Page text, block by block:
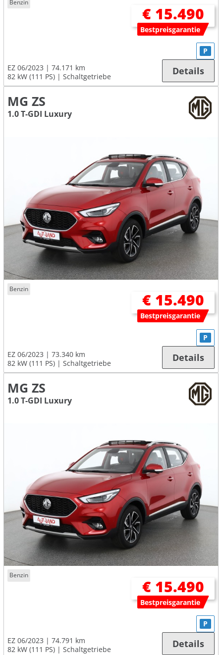
Benzin
€ 15.490
Bestpreisgarantie
EZ 06/2023
74.171 km
82 kW (111 PS)
Schaltgetriebe
P
Details
MG ZS
1.0 T-GDI Luxury
Benzin
€ 15.490
Bestpreisgarantie
EZ 06/2023
73.340 km
82 kW (111 PS)
Schaltgetriebe
P
Details
MG ZS
1.0 T-GDI Luxury
Benzin
€ 15.490
Bestpreisgarantie
EZ 06/2023
74.791 km
82 kW (111 PS)
Schaltgetriebe
P
Details